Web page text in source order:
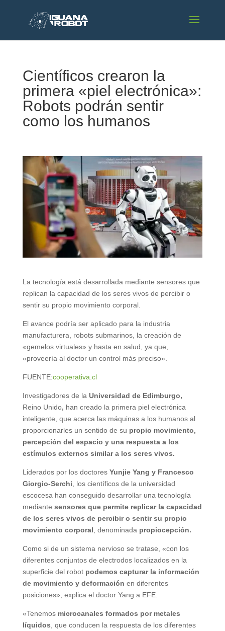
Científicos crearon la
primera «piel electrónica»:
Robots podrán sentir
como los humanos
La tecnología está desarrollada mediante sensores que
replican la capacidad de los seres vivos de percibir o
sentir su propio movimiento corporal.
El avance podría ser aplicado para la industria
manufacturera, robots submarinos, la creación de
«gemelos virtuales» y hasta en salud, ya que,
«proveería al doctor un control más preciso».
FUENTE:cooperativa.cl
Investigadores de la Universidad de Edimburgo,
Reino Unido, han creado la primera piel electrónica
inteligente, que acerca las máquinas a los humanos al
proporcionarles un sentido de su propio movimiento,
percepción del espacio y una respuesta a los
estímulos externos similar a los seres vivos.
Liderados por los doctores Yunjie Yang y Francesco
Giorgio-Serchi , los científicos de la universidad
escocesa han conseguido desarrollar una tecnología
mediante sensores que permite replicar la capacidad
de los seres vivos de percibir o sentir su propio
movimiento corporal , denominada propiocepción.
Como si de un sistema nervioso se tratase, «con los
diferentes conjuntos de electrodos localizados en la
superficie del robotpodemos capturar la información
de movimiento y deformación en diferentes
posiciones», explica el doctor Yang a EFE.
«Tenemos microcanales formados por metales
líquidos , que conducen la respuesta de los diferentes